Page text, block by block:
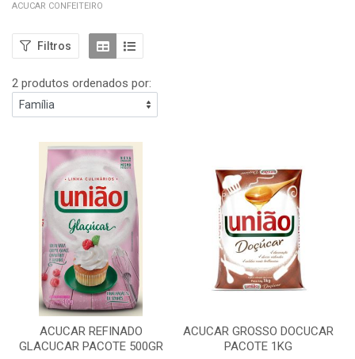
ACUCAR CONFEITEIRO
Filtros
2 produtos ordenados por:
ACUCAR REFINADO
GLACUCAR PACOTE 500GR
ACUCAR GROSSO DOCUCAR
PACOTE 1KG